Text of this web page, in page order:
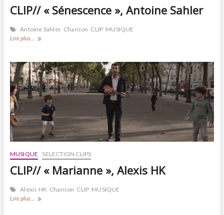
CLIP// « Sénescence », Antoine Sahler
Antoine Sahler Chanson CLIP MUSIQUE
Lire plus... CLIP//
Sahler
MUSIQUE SELECTION CLIPS
CLIP// « Marianne », Alexis HK
Alexis HK Chanson CLIP MUSIQUE
Lire plus... CLIP//